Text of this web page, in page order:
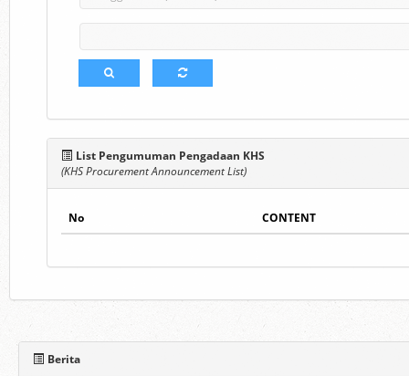
List Pengumuman Pengadaan KHS
(KHS Procurement Announcement List)
No CONTENT
Berita